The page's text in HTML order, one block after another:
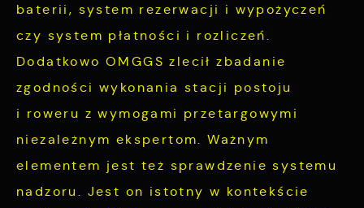
baterii, system rezerwacji i wypożyczeń
czy system płatności i rozliczeń.
Dodatkowo OMGGS zlecił zbadanie
zgodności wykonania stacji postoju
i roweru z wymogami przetargowymi
niezależnym ekspertom. Ważnym
elementem jest też sprawdzenie systemu
nadzoru. Jest on istotny w kontekście